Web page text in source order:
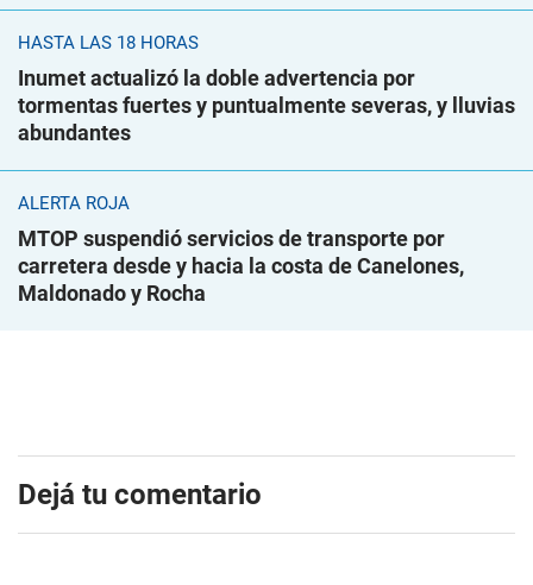
HASTA LAS 18 HORAS
Inumet actualizó la doble advertencia por
tormentas fuertes y puntualmente severas, y lluvias
abundantes
ALERTA ROJA
MTOP suspendió servicios de transporte por
carretera desde y hacia la costa de Canelones,
Maldonado y Rocha
Dejá tu comentario